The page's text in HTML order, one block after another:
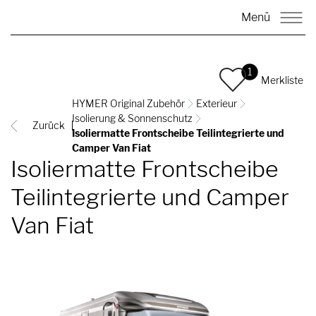
Menü
1
Merkliste
Zurück
HYMER Original Zubehör
Exterieur
Isolierung & Sonnenschutz
Isoliermatte Frontscheibe Teilintegrierte und
Camper Van Fiat
Isoliermatte Frontscheibe
Teilintegrierte und Camper
Van Fiat